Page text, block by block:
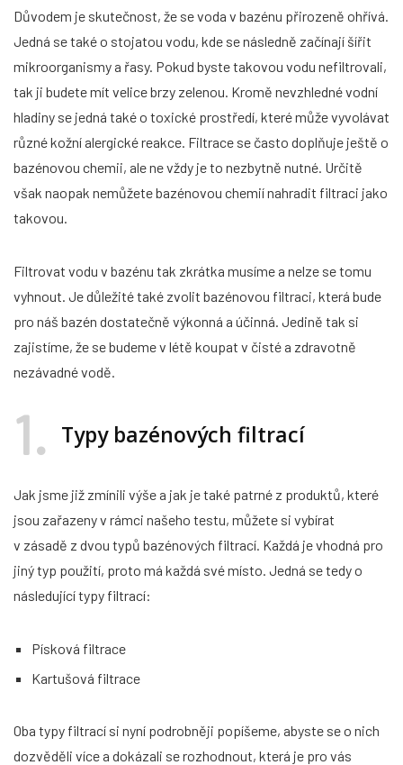
Důvodem je skutečnost, že se voda v bazénu přirozeně ohřívá.
Jedná se také o stojatou vodu, kde se následně začínají šířit
mikroorganismy a řasy. Pokud byste takovou vodu nefiltrovali,
tak ji budete mít velice brzy zelenou. Kromě nevzhledné vodní
hladiny se jedná také o toxické prostředí, které může vyvolávat
různé kožní alergické reakce. Filtrace se často doplňuje ještě o
bazénovou chemii, ale ne vždy je to nezbytně nutné. Určitě
však naopak nemůžete bazénovou chemií nahradit filtraci jako
takovou.
Filtrovat vodu v bazénu tak zkrátka musíme a nelze se tomu
vyhnout. Je důležité také zvolit bazénovou filtraci, která bude
pro náš bazén dostatečně výkonná a účinná. Jedině tak si
zajistíme, že se budeme v létě koupat v čisté a zdravotně
nezávadné vodě.
1 Typy bazénových filtrací
Jak jsme již zmínili výše a jak je také patrné z produktů, které
jsou zařazeny v rámci našeho testu, můžete si vybírat
v zásadě z dvou typů bazénových filtrací. Každá je vhodná pro
jiný typ použití, proto má každá své místo. Jedná se tedy o
následující typy filtrací:
Písková filtrace
Kartušová filtrace
Oba typy filtrací si nyní podrobněji popíšeme, abyste se o nich
dozvěděli více a dokázali se rozhodnout, která je pro vás